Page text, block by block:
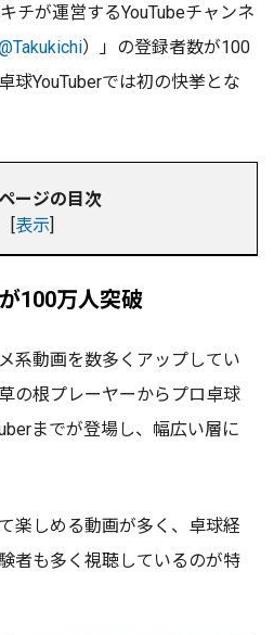
チが運営するYouTubeチャンネ
）」の登録者数が100
球YouTuberでは初の快挙とな
ージの目次
[表示]
100万人突破
系動画を数多くアップしてい
の根プレーヤーからプロ卓球
までが登場し、幅広い層に
楽しめる動画が多く、卓球経
者も多く視聴しているのが特